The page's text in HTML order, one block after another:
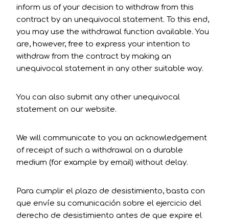
inform us of your decision to withdraw from this
contract by an unequivocal statement. To this end,
you may use the withdrawal function available. You
are, however, free to express your intention to
withdraw from the contract by making an
unequivocal statement in any other suitable way.
You can also submit any other unequivocal
statement on our website.
We will communicate to you an acknowledgement
of receipt of such a withdrawal on a durable
medium (for example by email) without delay.
Para cumplir el plazo de desistimiento, basta con
que envíe su comunicación sobre el ejercicio del
derecho de desistimiento antes de que expire el